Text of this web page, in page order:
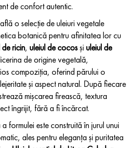
de confort autentic.
o selecție de uleiuri vegetale
botanică pentru afinitatea lor cu
de ricin, uleiul de cocosși uleiul de
de origine vegetală,
compoziția, oferind părului o
și aspect natural. După fiecare
mișcarea firească, textura
îngrijit, fără a fi încărcat.
formulei este construită în jurul unui
ales pentru eleganța și puritatea